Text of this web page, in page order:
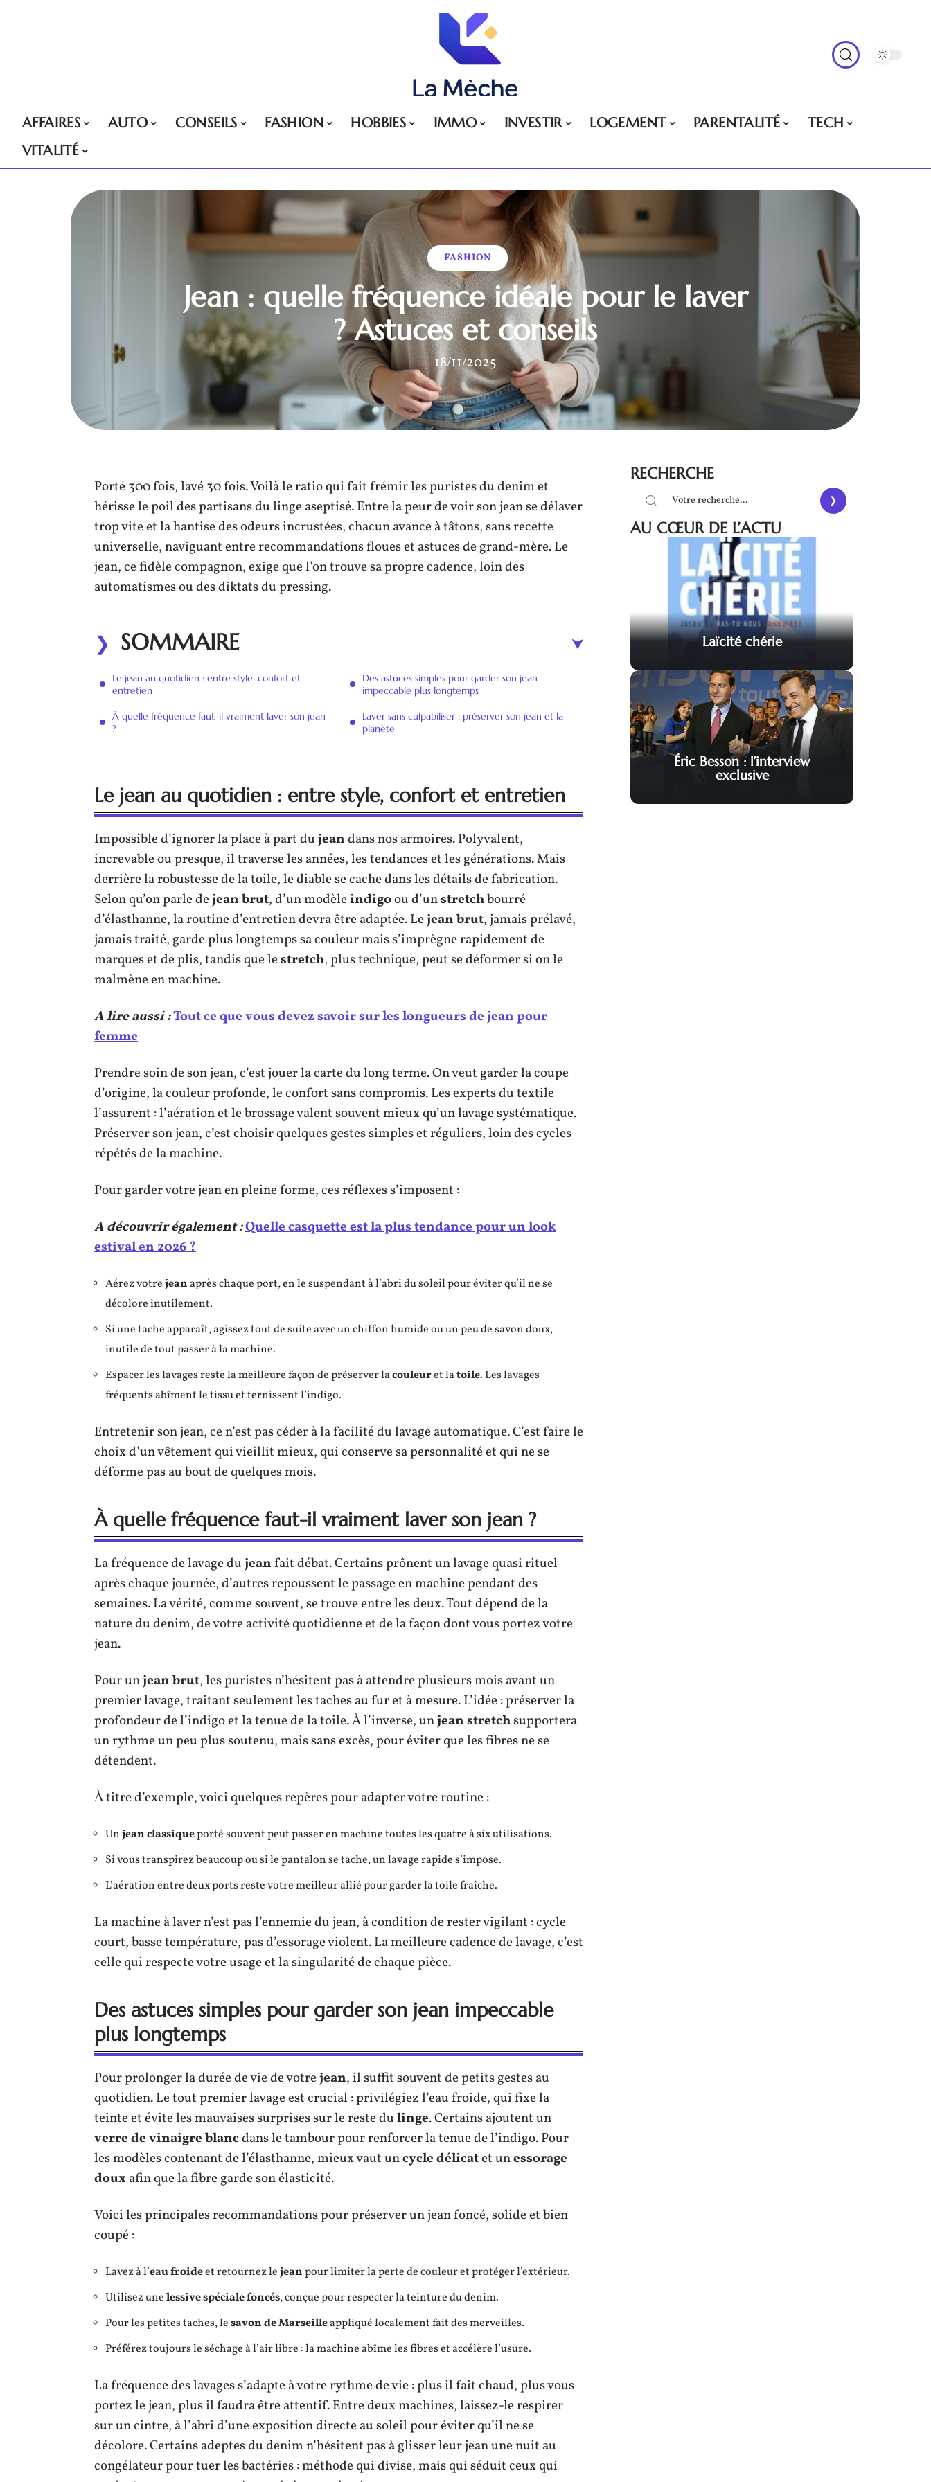
AFFAIRES AUTO CONSEILS FASHION HOBBIES IMMO INVESTIR LOGEMENT PARENTALITÉ
TECH
VITALITÉ
FASHION
Jean : quelle fréquence idéale pour le laver
? Astuces et conseils
18/11/2025
Porté 300 fois, lavé 30 fois. Voilà le ratio qui fait frémir les puristes du denim et
hérisse le poil des partisans du linge aseptisé. Entre la peur de voir son jean se délaver
trop vite et la hantise des odeurs incrustées, chacun avance à tâtons, sans recette
universelle, naviguant entre recommandations floues et astuces de grand-mère. Le
jean, ce fidèle compagnon, exige que l’on trouve sa propre cadence, loin des
automatismes ou des diktats du pressing.
SOMMAIRE
Le jean au quotidien : entre style, confort et
entretien
À quelle fréquence faut-il vraiment laver son jean
?
Des astuces simples pour garder son jean
impeccable plus longtemps
Laver sans culpabiliser : préserver son jean et la
planète
Le jean au quotidien : entre style, confort et entretien
Impossible d’ignorer la place à part dujeandans nos armoires. Polyvalent,
increvable ou presque, il traverse les années, les tendances et les générations. Mais
derrière la robustesse de la toile, le diable se cache dans les détails de fabrication.
Selon qu’on parle dejean brut, d’un modèleindigoou d’unstretchbourré
d’élasthanne, la routine d’entretien devra être adaptée. Lejean brut, jamais prélavé,
jamais traité, garde plus longtemps sa couleur mais s’imprègne rapidement de
marques et de plis, tandis que lestretch, plus technique, peut se déformer si on le
malmène en machine.
A lire aussi :Tout ce que vous devez savoir sur les longueurs de jean pour
femme
Prendre soin de son jean, c’est jouer la carte du long terme. On veut garder la coupe
d’origine, la couleur profonde, le confort sans compromis. Les experts du textile
l’assurent : l’aération et le brossage valent souvent mieux qu’un lavage systématique.
Préserver son jean, c’est choisir quelques gestes simples et réguliers, loin des cycles
répétés de la machine.
Pour garder votre jean en pleine forme, ces réflexes s’imposent :
A découvrir également :Quelle casquette est la plus tendance pour un look
estival en 2026 ?
Aérez votrejeanaprès chaque port, en le suspendant à l’abri du soleil pour éviter qu’il ne se
décolore inutilement.
Si une tache apparaît, agissez tout de suite avec un chiffon humide ou un peu de savon doux,
inutile de tout passer à la machine.
Espacer les lavages reste la meilleure façon de préserver lacouleuret latoile. Les lavages
fréquents abîment le tissu et ternissent l’indigo.
Entretenir son jean, ce n’est pas céder à la facilité du lavage automatique. C’est faire le
choix d’un vêtement qui vieillit mieux, qui conserve sa personnalité et qui ne se
déforme pas au bout de quelques mois.
À quelle fréquence faut-il vraiment laver son jean ?
La fréquence de lavage dujeanfait débat. Certains prônent un lavage quasi rituel
après chaque journée, d’autres repoussent le passage en machine pendant des
semaines. La vérité, comme souvent, se trouve entre les deux. Tout dépend de la
nature du denim, de votre activité quotidienne et de la façon dont vous portez votre
jean.
Pour unjean brut, les puristes n’hésitent pas à attendre plusieurs mois avant un
premier lavage, traitant seulement les taches au fur et à mesure. L’idée : préserver la
profondeur de l’indigo et la tenue de la toile. À l’inverse, unjean stretchsupportera
un rythme un peu plus soutenu, mais sans excès, pour éviter que les fibres ne se
détendent.
À titre d’exemple, voici quelques repères pour adapter votre routine :
Unjean classiqueporté souvent peut passer en machine toutes les quatre à six utilisations.
Si vous transpirez beaucoup ou si le pantalon se tache, un lavage rapide s’impose.
L’aération entre deux ports reste votre meilleur allié pour garder la toile fraîche.
La machine à laver n’est pas l’ennemie du jean, à condition de rester vigilant : cycle
court, basse température, pas d’essorage violent. La meilleure cadence de lavage, c’est
celle qui respecte votre usage et la singularité de chaque pièce.
Des astuces simples pour garder son jean impeccable
plus longtemps
Pour prolonger la durée de vie de votrejean, il suffit souvent de petits gestes au
quotidien. Le tout premier lavage est crucial : privilégiez l’eau froide, qui fixe la
teinte et évite les mauvaises surprises sur le reste dulinge. Certains ajoutent un
verre de vinaigre blancdans le tambour pour renforcer la tenue de l’indigo. Pour
les modèles contenant de l’élasthanne, mieux vaut uncycle délicatet unessorage
douxafin que la fibre garde son élasticité.
Voici les principales recommandations pour préserver un jean foncé, solide et bien
coupé :
Lavez à l’eau froideet retournez lejeanpour limiter la perte de couleur et protéger l’extérieur.
Utilisez unelessive spéciale foncés, conçue pour respecter la teinture du denim.
Pour les petites taches, lesavon de Marseilleappliqué localement fait des merveilles.
Préférez toujours le séchage à l’air libre : la machine abîme les fibres et accélère l’usure.
La fréquence des lavages s’adapte à votre rythme de vie : plus il fait chaud, plus vous
portez le jean, plus il faudra être attentif. Entre deux machines, laissez-le respirer
sur un cintre, à l’abri d’une exposition directe au soleil pour éviter qu’il ne se
décolore. Certains adeptes du denim n’hésitent pas à glisser leur jean une nuit au
congélateur pour tuer les bactéries : méthode qui divise, mais qui séduit ceux qui
RECHERCHE
AU CŒUR DE L’ACTU
Laïcité chérie
Éric Besson : l’interview
exclusive